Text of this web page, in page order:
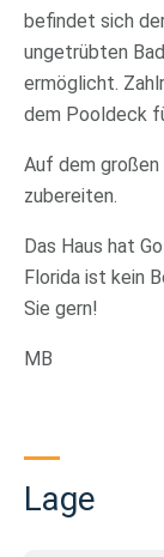
befindet sich
ungetrübten
ermöglicht.
dem Pooldeck
Auf dem großen
zubereiten.
Das Haus hat
Florida ist kein
Sie gern!
MB
Lage